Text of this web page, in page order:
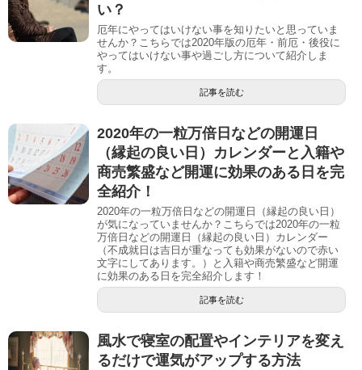
い？
厄年にやってはいけない事を知りたいと思っていま
せんか？こちらでは2020年版の厄年・前厄・後役に
やってはいけない事や過ごし方について紹介しま
す。
記事を読む
2020年の一粒万倍日などの開運日
（縁起の良い日）カレンダーと入籍や
商売繁盛など開運に効果のある日を完
全紹介！
2020年の一粒万倍日などの開運日（縁起の良い日）
が気になっていませんか？こちらでは2020年の一粒
万倍日などの開運日（縁起の良い日）カレンダー
（不成就日は吉日が重なっても効果がないので赤い
文字にしてあります。）と入籍や商売繁盛など開運
に効果のある日を完全紹介します！
記事を読む
風水で寝室の配置やインテリアを変え
るだけで運気がアップする方法